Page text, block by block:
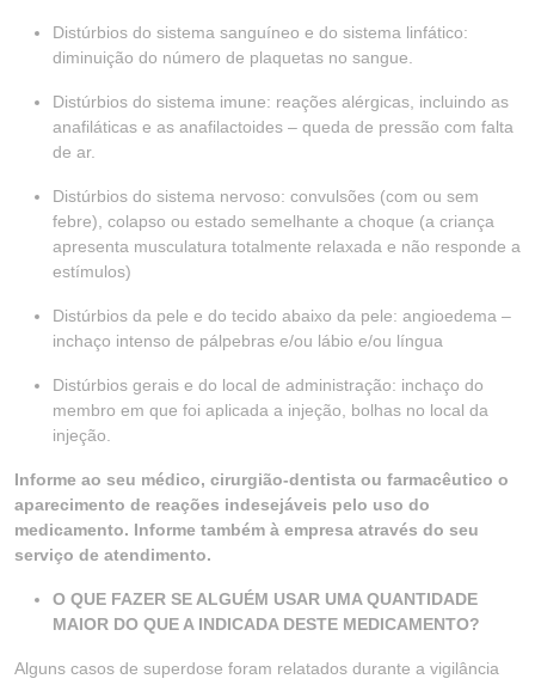
Distúrbios do sistema sanguíneo e do sistema linfático:
diminuição do número de plaquetas no sangue.
Distúrbios do sistema imune: reações alérgicas, incluindo as
anafiláticas e as anafilactoides – queda de pressão com falta
de ar.
Distúrbios do sistema nervoso: convulsões (com ou sem
febre), colapso ou estado semelhante a choque (a criança
apresenta musculatura totalmente relaxada e não responde a
estímulos)
Distúrbios da pele e do tecido abaixo da pele: angioedema –
inchaço intenso de pálpebras e/ou lábio e/ou língua
Distúrbios gerais e do local de administração: inchaço do
membro em que foi aplicada a injeção, bolhas no local da
injeção.
Informe ao seu médico, cirurgião-dentista ou farmacêutico o
aparecimento de reações indesejáveis pelo uso do
medicamento. Informe também à empresa através do seu
serviço de atendimento.
O QUE FAZER SE ALGUÉM USAR UMA QUANTIDADE
MAIOR DO QUE A INDICADA DESTE MEDICAMENTO?
Alguns casos de superdose foram relatados durante a vigilância